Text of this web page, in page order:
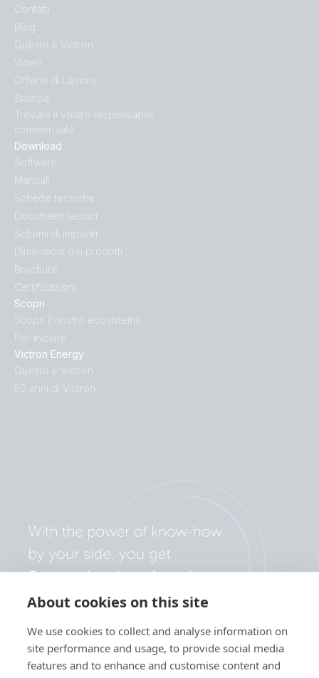
About cookies on this site
We use cookies to collect and analyse information on
site performance and usage, to provide social media
features and to enhance and customise content and
Scopri
Scopri il nostro ecosistema
Per iniziare
Victron Energy
Questo è Victron
50 anni di Victron
Download
Software
Manuali
Schede tecniche
Documenti tecnici
Schemi di impianti
Dimensioni dei prodotti
Brochure
Certificazioni
Contatti
Blog
Questo è Victron
Video
Offerte di Lavoro
Stampa
Trovate il vostro responsabile
commerciale